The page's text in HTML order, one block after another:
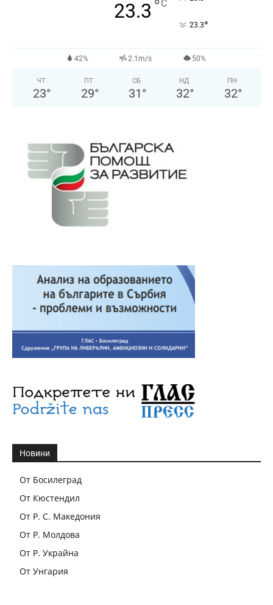
23.3 °C
23.3°
42% 2.1m/s 50%
ЧТ
23°
ПТ
29°
СБ
31 °
НД
32°
ПН
32°
Новини
От Босилеград
От Кюстендил
От Р. С. Македония
От Р. Молдова
От Р. Украйна
От Унгария